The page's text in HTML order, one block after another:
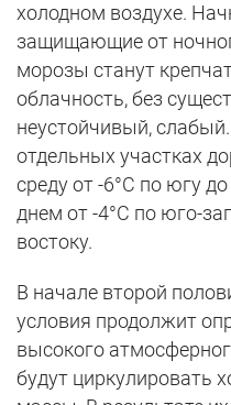
холодном воздухе.
защищающие от
морозы станут
облачность, без
неустойчивый,
отдельных участках
среду от -6°C по югу
днем от -4°C по юго-
востоку.
В начале второй
условия продолжит
высокого
будут циркулировать